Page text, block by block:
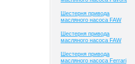
Шестерня привода
масляного насоса FAW
Шестерня привода
масляного насоса FAW
Шестерня привода
масляного насоса Ferrari